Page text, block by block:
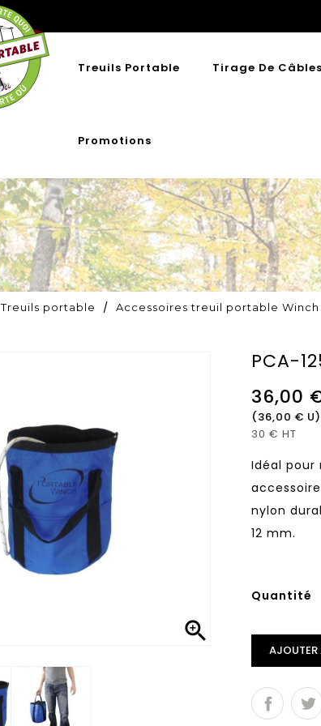
Treuils Portable Tirage De Câbles
Promotions
Treuils portable Accessoires treuil portable Winch

PCA-
36,00
(36,00 € U)
30 € HT
Idéal
nylon
12 mm.
Quantité
AJOUTER